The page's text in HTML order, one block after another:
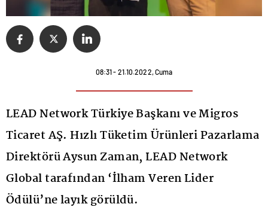
08:31 - 21.10.2022, Cuma
LEAD Network Türkiye Başkanı ve Migros
Ticaret AŞ. Hızlı Tüketim Ürünleri Pazarlama
Direktörü Aysun Zaman, LEAD Network
Global tarafından ‘İlham Veren Lider
Ödülü’ne layık görüldü.